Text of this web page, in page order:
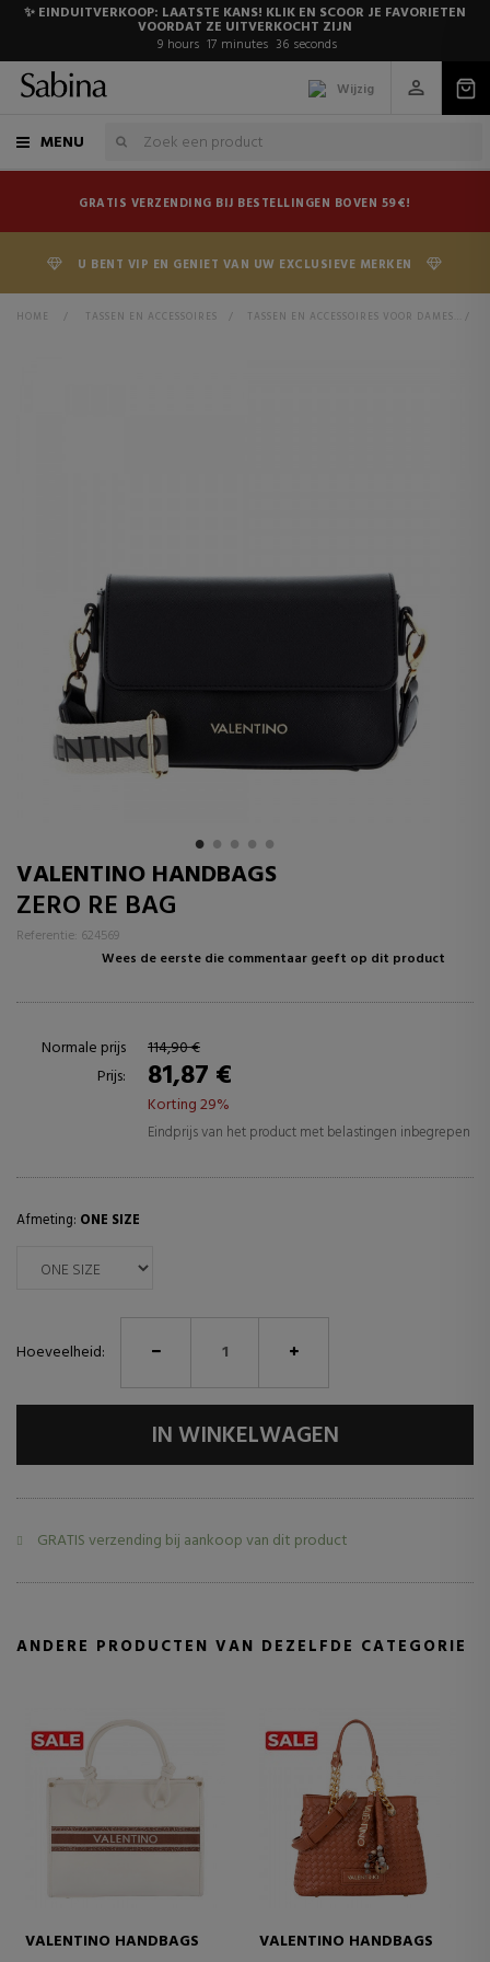
✨ EINDUITVERKOOP: LAATSTE KANS! KLIK EN SCOOR JE FAVORIETEN
VOORDAT ZE UITVERKOCHT ZIJN
9 hours 17 minutes 36 seconds
Wijzig
MENU
GRATIS VERZENDING BIJ BESTELLINGEN BOVEN 59€!
U BENT VIP EN GENIET VAN UW EXCLUSIEVE MERKEN
HOME > TASSEN EN ACCESSOIRES > TASSEN EN ACCESSOIRES VOOR DAMES >
VALENTINO HANDBAGS
ZERO RE BAG
Referentie: 624569
Wees de eerste die commentaar geeft op dit product
Normale prijs
114,90 €
Prijs:
81,87 €
Korting 29%
Eindprijs van het product met belastingen inbegrepen
Afmeting: ONE SIZE
Hoeveelheid:
IN WINKELWAGEN
GRATIS verzending bij aankoop van dit product
ANDERE PRODUCTEN VAN DEZELFDE CATEGORIE
HANDBAGS VALENTINO HANDBAGS